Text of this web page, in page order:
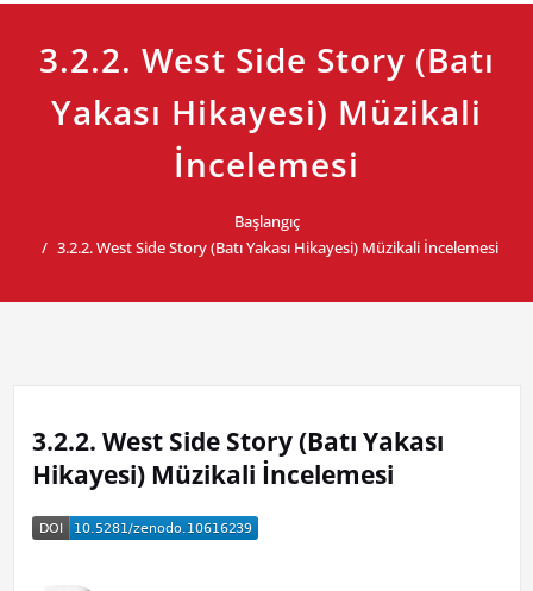
3.2.2. West Side Story (Batı
Yakası Hikayesi) Müzikali
İncelemesi
Başlangıç
3.2.2. West Side Story (Batı Yakası Hikayesi) Müzikali İncelemesi
3.2.2. West Side Story (Batı Yakası
Hikayesi) Müzikali İncelemesi